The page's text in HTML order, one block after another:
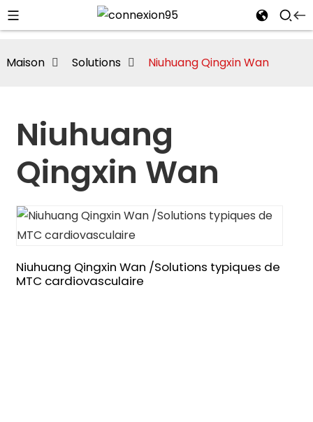
Maison Solutions Niuhuang Qingxin Wan
Niuhuang
Qingxin Wan
Niuhuang Qingxin Wan /Solutions typiques de
MTC cardiovasculaire